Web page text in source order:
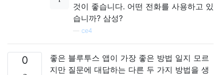
것이 좋습니다. 어떤 전화를 사용하고 있
습니까? 삼성?
ce4
0
좋은 블루투스 앱이 가장 좋은 방법 일지 모르
지만 질문에 대답하는 다른 두 가지 방법을 생